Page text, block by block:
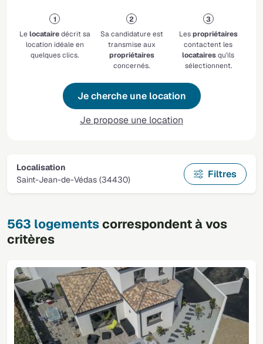
Lelocatairedécrit sa
location idéale en
quelques clics.
Sa candidature est
transmise aux
propriétaires
concernés.
Lespropriétaires
contactent les
locatairesqu'ils
sélectionnent.
Je cherche une location
Je propose une location
Localisation
Saint-Jean-de-Védas (34430)
Filtres
563 logementscorrespondent à vos
critères